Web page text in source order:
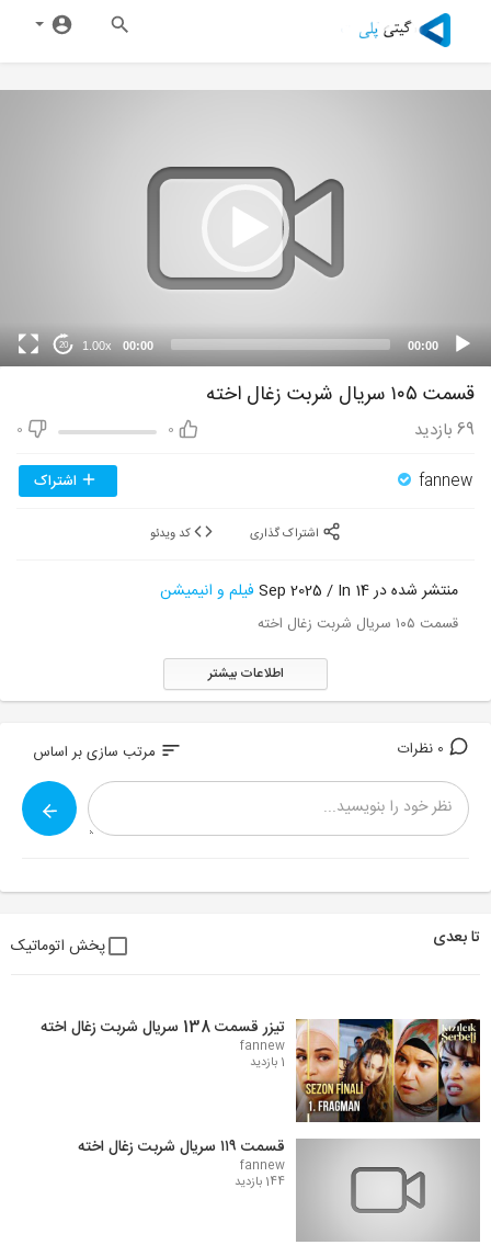
00:00
00:00
1.00x
20
قسمت ۱۰۵ سریال شربت زغال اخته
0
0 69 بازدید
fannew اشتراک
منتشر شده در 14 Sep 2025 / In فیلم و انیمیشن
قسمت ۱۰۵ سریال شربت زغال اخته
اطلاعات بیشتر
sort مرتب سازی بر اساس
تا بعدی پخش اتوماتیک
تیزر قسمت 138 سریال شربت زغال اخته
fannew
1 بازدید
قسمت ۱۱۹ سریال شربت زغال اخته
fannew
144 بازدید